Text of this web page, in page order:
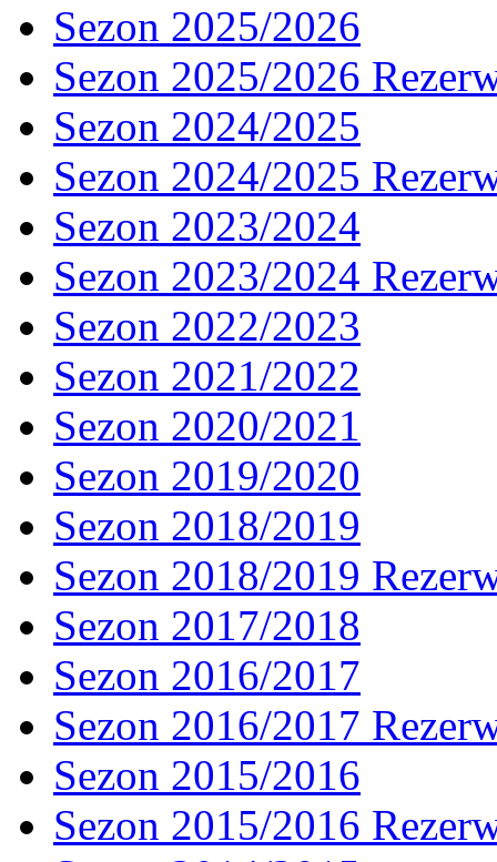
Sezon 2025/2026
Sezon 2025/2026
Sezon 2024/2025
Sezon 2024/2025
Sezon 2023/2024
Sezon 2023/2024
Sezon 2022/2023
Sezon 2021/2022
Sezon 2020/2021
Sezon 2019/2020
Sezon 2018/2019
Sezon 2018/2019
Sezon 2017/2018
Sezon 2016/2017
Sezon 2016/2017
Sezon 2015/2016
Sezon 2015/2016